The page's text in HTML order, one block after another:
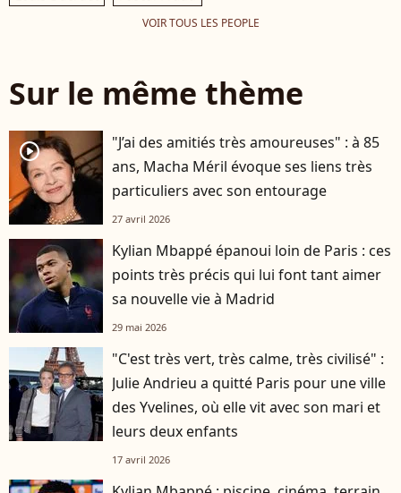
VOIR TOUS LES PEOPLE
Sur le même thème
player2
"J’ai des amitiés très amoureuses" : à 85
ans, Macha Méril évoque ses liens très
particuliers avec son entourage
27 avril 2026
Kylian Mbappé épanoui loin de Paris : ces
points très précis qui lui font tant aimer
sa nouvelle vie à Madrid
29 mai 2026
"C'est très vert, très calme, très civilisé" :
Julie Andrieu a quitté Paris pour une ville
des Yvelines, où elle vit avec son mari et
leurs deux enfants
17 avril 2026